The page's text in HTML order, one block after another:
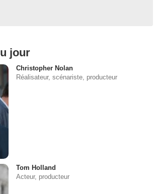
jour
Christopher Nolan
Réalisateur, scénariste, producteur
Tom Holland
Acteur, producteur